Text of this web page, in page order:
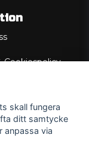
skall fungera
ditt samtycke
anpassa via